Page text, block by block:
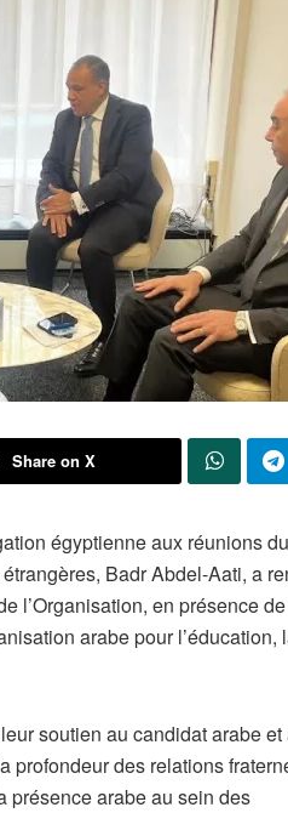
Share on X
égyptienne aux réunions du
Badr Abdel-Aati, a
l’Organisation, en présence
arabe pour l’éducation,
soutien au candidat arabe et
profondeur des relations
présence arabe au sein des